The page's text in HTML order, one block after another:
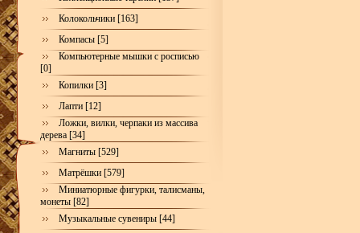
Колокольчики [163]
Компасы [5]
Компьютерные мышки с росписью
[0]
Копилки [3]
Лапти [12]
Ложки, вилки, черпаки из массива
дерева [34]
Магниты [529]
Матрёшки [579]
Миниатюрные фигурки, талисманы,
монеты [82]
Музыкальные сувениры [44]